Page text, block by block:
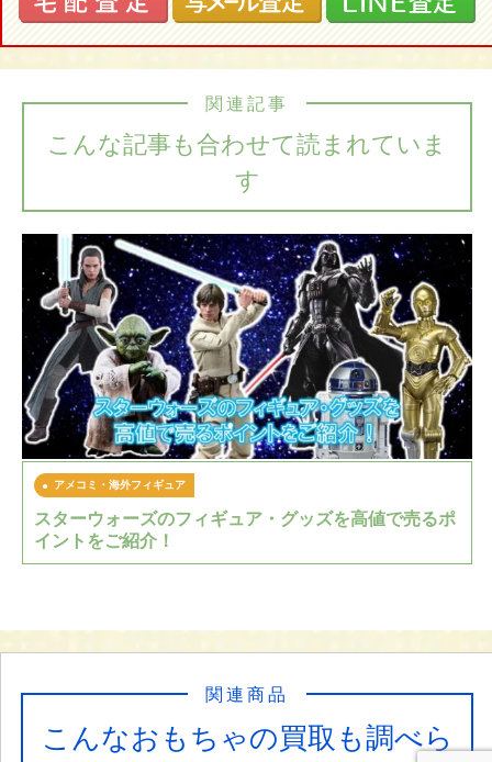
こんな記事も合わせて読まれていま
す
関連記事
アメコミ・海外フィギュア
スターウォーズのフィギュア・グッズを高値で売るポ
イントをご紹介！
こんなおもちゃの買取も調べら
関連商品